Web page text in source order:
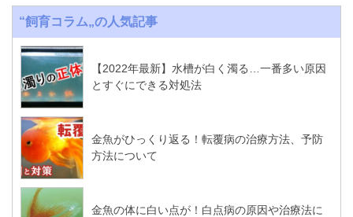
“飼育コラム„の人気記事
【2022年最新】水槽が白く濁る…一番多い原因
とすぐにできる対処法
金魚がひっくり返る！転覆病の治療方法、予防
方法について
金魚の体に白い点が！白点病の原因や治療法に